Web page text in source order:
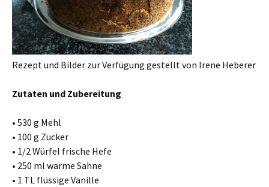
Rezept und Bilder zur Verfügung gestellt von Irene Heberer
Zutaten und Zubereitung
• 530 g Mehl
• 100 g Zucker
• 1/2 Würfel frische Hefe
• 250 ml warme Sahne
• 1 TL flüssige Vanille